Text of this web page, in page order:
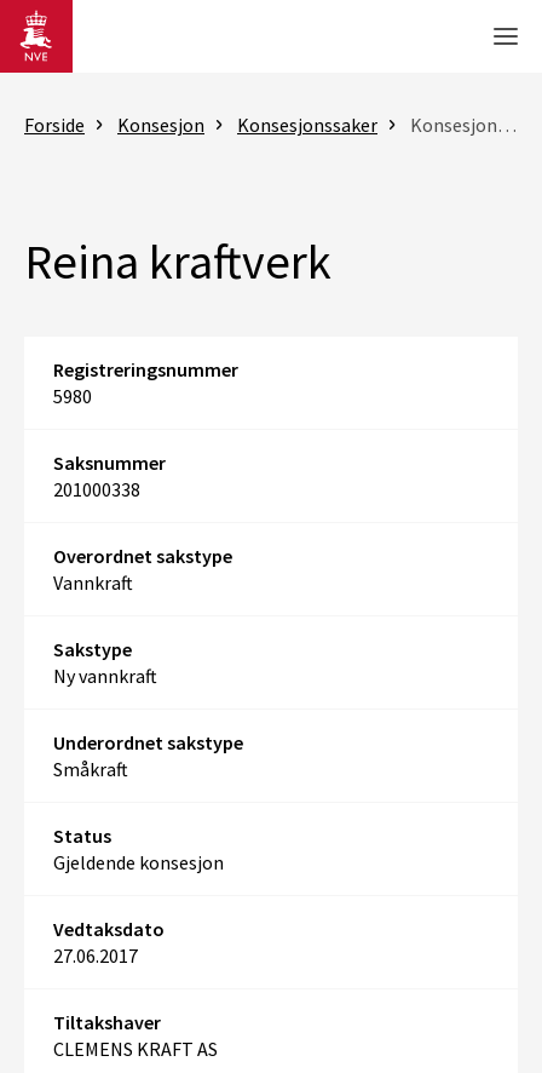
Gå til hovedinnhold
Forside Konsesjon Konsesjonssaker Konsesjonssak
Reina kraftverk
Registreringsnummer
5980
Saksnummer
201000338
Overordnet sakstype
Vannkraft
Sakstype
Ny vannkraft
Underordnet sakstype
Småkraft
Status
Gjeldende konsesjon
Vedtaksdato
27.06.2017
Tiltakshaver
CLEMENS KRAFT AS